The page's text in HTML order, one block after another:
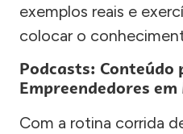
exemplos reais e
colocar o
Podcasts: Conteúdo
Empreendedores
Com a rotina corrida